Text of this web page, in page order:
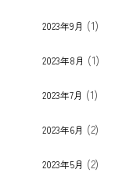
2023年9月 (1)
2023年8月 (1)
2023年7月 (1)
2023年6月 (2)
2023年5月 (2)